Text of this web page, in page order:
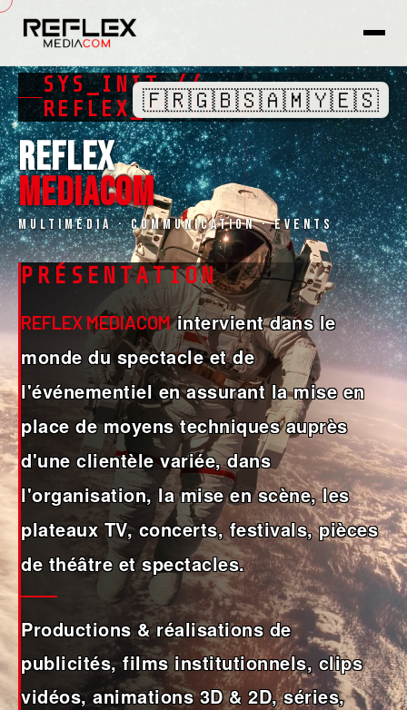
SYS_INIT //
REFLEX_MEDIACOM
REFLEX
MEDIACOM
Multimédia · Communication · Events
PRÉSENTATION
REFLEX MEDIACOMintervient dans le
monde du spectacle et de
l'événementiel en assurant la mise en
place de moyens techniques auprès
d'une clientèle variée, dans
l'organisation, la mise en scène, les
plateaux TV, concerts, festivals, pièces
de théâtre et spectacles.
Productions & réalisations de
publicités, films institutionnels, clips
vidéos, animations 3D & 2D, séries,
🇫🇷🇬🇧🇸🇦🇲🇾🇪🇸